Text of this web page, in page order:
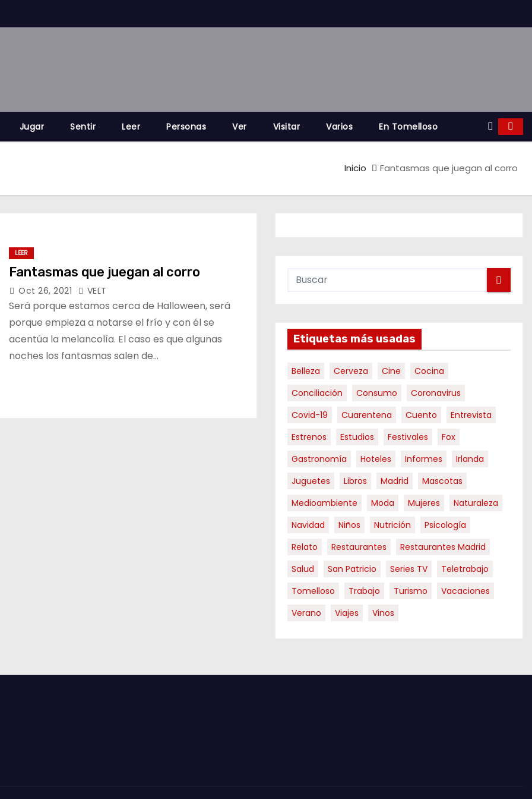
Jugar Sentir Leer Personas Ver Visitar Varios En Tomelloso
Inicio Fantasmas que juegan al corro
LEER
Fantasmas que juegan al corro
Oct 26, 2021 VELT
Será porque estamos cerca de Halloween, será
porque empieza a notarse el frío y con él se
acentúa la melancolía. El caso es que algunas
noches los fantasmas salen de…
Etiquetas más usadas
Belleza Cerveza Cine
Cocina
Conciliación
Consumo
Coronavirus
Covid-19
Cuarentena Cuento
Entrevista
Estrenos
Estudios Festivales
Fox
Gastronomía
Hoteles Informes
Irlanda
Juguetes
Libros Madrid
Mascotas
Medioambiente
Moda Mujeres
Naturaleza
Navidad
Niños Nutrición
Psicología
Relato
Restaurantes
Restaurantes Madrid
Salud
San Patricio Series TV
Teletrabajo
Tomelloso
Trabajo Turismo
Vacaciones
Verano
Viajes Vinos